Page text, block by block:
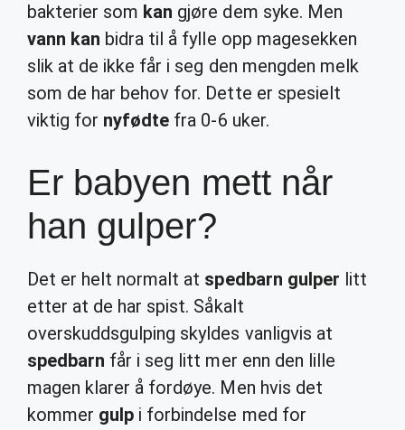
bakterier som kan gjøre dem syke. Men
vann kan bidra til å fylle opp magesekken
slik at de ikke får i seg den mengden melk
som de har behov for. Dette er spesielt
viktig for nyfødte fra 0-6 uker.
Er babyen mett når
han gulper?
Det er helt normalt at spedbarn gulper litt
etter at de har spist. Såkalt
overskuddsgulping skyldes vanligvis at
spedbarn får i seg litt mer enn den lille
magen klarer å fordøye. Men hvis det
kommer gulp i forbindelse med for